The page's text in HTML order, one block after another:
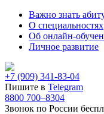
Важно знать
О специальностях
Об онлайн-
Личное развитие
+7 (909) 341-83-04
Пишите в Telegram
8800 700–8304
Звонок по России